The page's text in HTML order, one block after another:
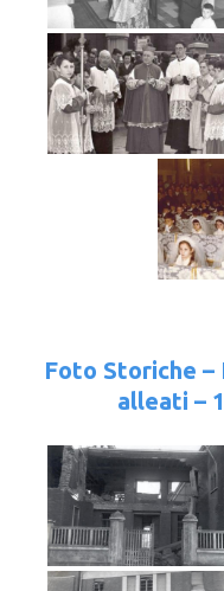
Foto Storiche
alleati –